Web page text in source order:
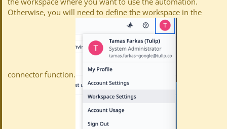
Otherwise, you will need to define the workspace in the
connector function.